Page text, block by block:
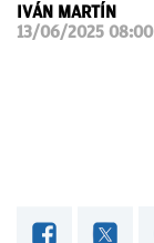
IVÁN MARTÍN
13/06/2025 08:00